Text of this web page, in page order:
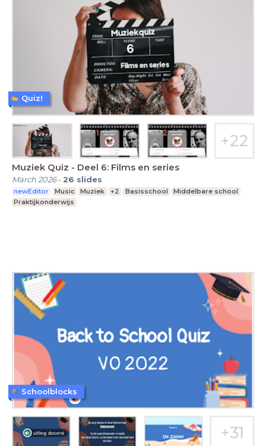
Muziek Quiz - Deel 6: Films en series
March 2026- 26 slides
newEditor Music Muziek +2 Basisschool
Middelbare school
Praktijkonderwijs
Quiz!
Schoolblocks